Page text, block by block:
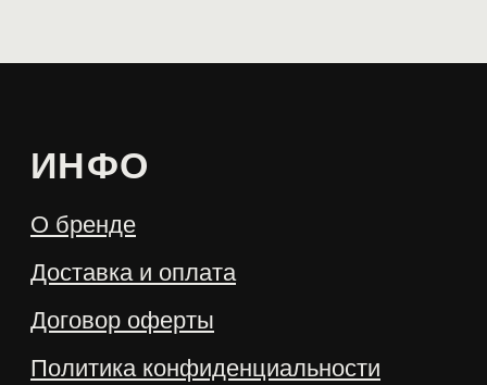
Чат-бот в
Telegram
VKontakte
Instagram